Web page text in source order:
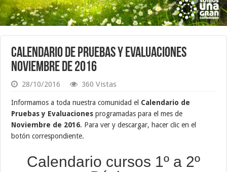
Calendario de Pruebas y Evaluaciones
Noviembre de 2016
28/10/2016 360 Vistas
Informamos a toda nuestra comunidad el Calendario de
Pruebas y Evaluaciones programadas para el mes de
Noviembre de 2016. Para ver y descargar, hacer clic en el
botón correspondiente.
Calendario cursos 1º a 2º